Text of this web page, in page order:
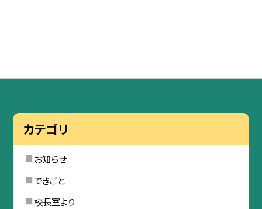
カテゴリ
お知らせ
できごと
校長室より